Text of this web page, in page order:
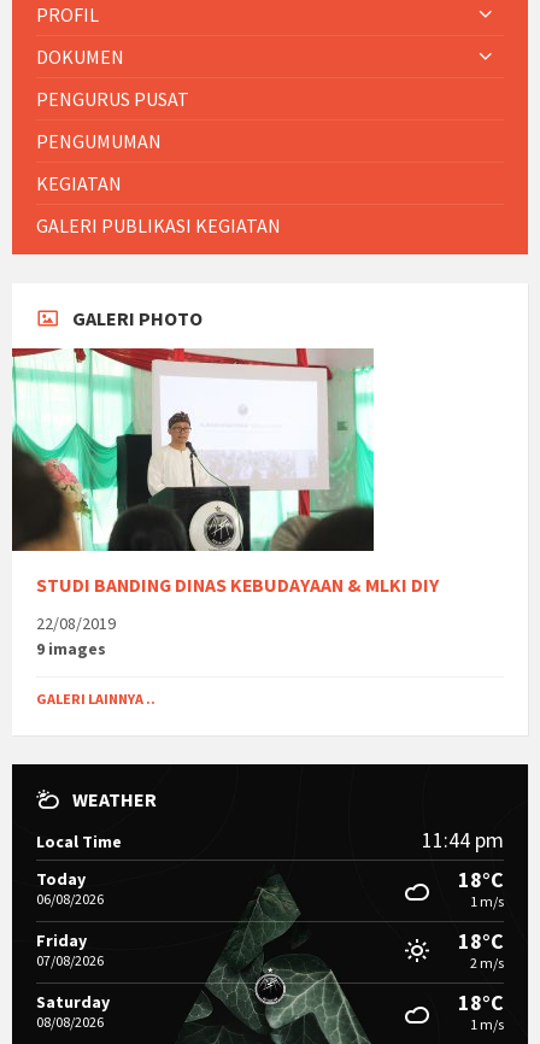
PROFIL
DOKUMEN
PENGURUS PUSAT
PENGUMUMAN
KEGIATAN
GALERI PUBLIKASI KEGIATAN
GALERI PHOTO
STUDI BANDING DINAS KEBUDAYAAN & MLKI DIY
22/08/2019
9 images
GALERI LAINNYA ..
WEATHER
Local Time 11:44 pm
Today
06/08/2026
18°C
1 m/s
Friday
07/08/2026
18°C
2 m/s
Saturday
08/08/2026
18°C
1 m/s